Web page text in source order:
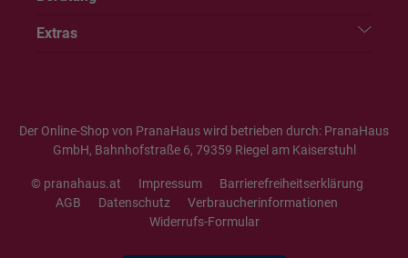
Extras
Der Online-Shop von PranaHaus wird betrieben durch: PranaHaus
GmbH, Bahnhofstraße 6, 79359 Riegel am Kaiserstuhl
© pranahaus.at Impressum
Barrierefreiheitserklärung
AGB
Datenschutz
Verbraucherinformationen
Widerrufs-Formular